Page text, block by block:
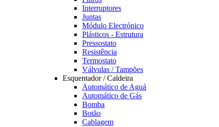
Interruptores
Juntas
Módulo Electrónico
Plásticos - Estrutura
Pressostato
Resistência
Termostato
Válvulas / Tampões
Esquentador / Caldeira
Automático de Aguá
Automático de Gás
Bomba
Botão
Cablagem